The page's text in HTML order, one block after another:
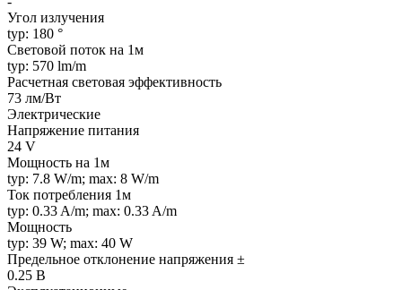
Угол излучения
typ: 180 °
Световой поток на 1м
typ: 570 lm/m
Расчетная световая эффективность
73 лм/Вт
Электрические
Напряжение питания
24 V
Мощность на 1м
typ: 7.8 W/m; max: 8 W/m
Ток потребления 1м
typ: 0.33 A/m; max: 0.33 A/m
Мощность
typ: 39 W; max: 40 W
Предельное отклонение напряжения ±
0.25 В